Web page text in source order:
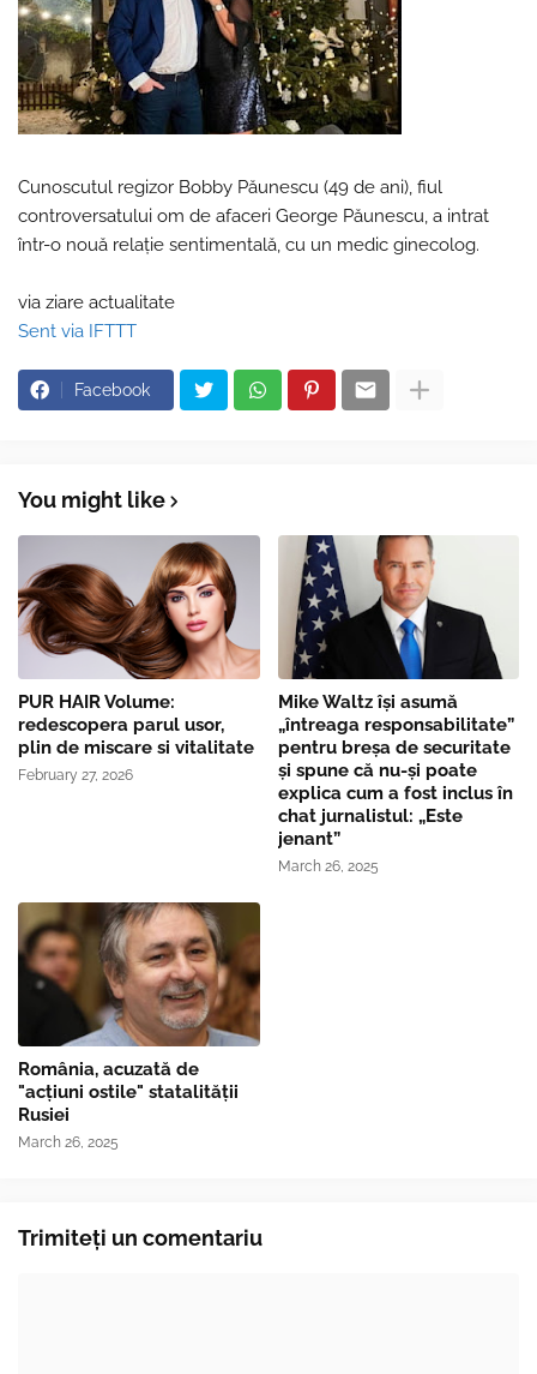
Cunoscutul regizor Bobby Păunescu (49 de ani), fiul
controversatului om de afaceri George Păunescu, a intrat
într-o nouă relație sentimentală, cu un medic ginecolog.
via ziare actualitate
Sent via IFTTT
Facebook
You might like
PUR HAIR Volume:
redescopera parul usor,
plin de miscare si vitalitate
February 27, 2026
Mike Waltz îşi asumă
„întreaga responsabilitate”
pentru breşa de securitate
și spune că nu-și poate
explica cum a fost inclus în
chat jurnalistul: „Este
jenant”
March 26, 2025
România, acuzată de
"acțiuni ostile" statalității
Rusiei
March 26, 2025
Trimiteți un comentariu